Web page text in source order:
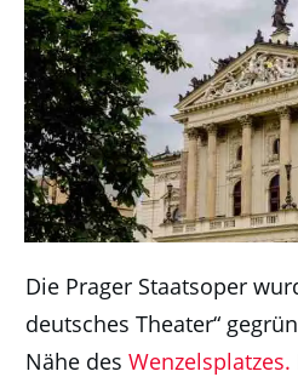
Die Prager Staatsoper
deutsches Theater“
Nähe des Wenzelsplatzes.